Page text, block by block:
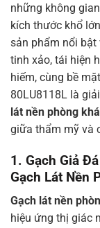
những không
kích thước khổ lớn
sản phẩm nổi bật
tinh xảo, tái hiện
hiếm, cùng bề
80LU8118L là
lát nền phòng
giữa thẩm mỹ và
1. Gạch Giả
Gạch Lát Nền
Gạch lát nền
hiệu ứng thị giác